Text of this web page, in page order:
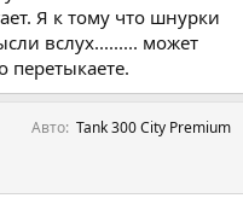
Я к тому что шнурки
вслух......... может
перетыкаете.
Авто Tank 300 City Premium